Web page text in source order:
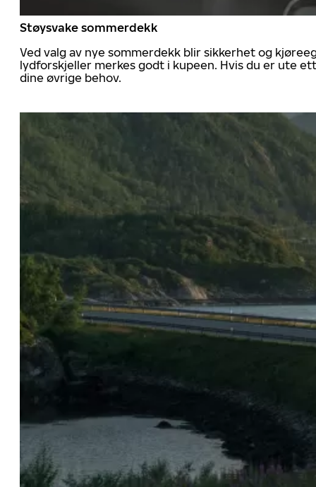
Støysvake sommerdekk
Ved valg av nye sommerdekk blir sikkerhet og
lydforskjeller merkes godt i kupeen. Hvis du er ute
dine øvrige behov.